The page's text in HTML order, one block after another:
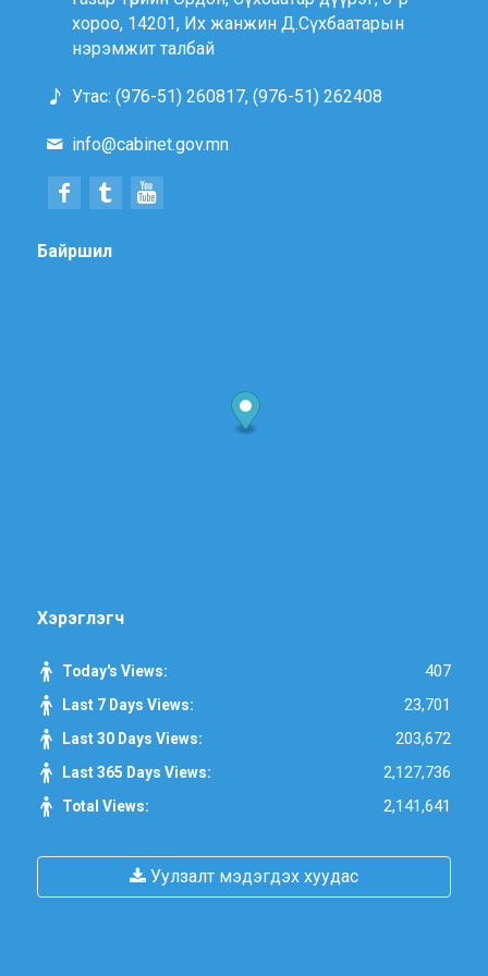
хороо, 14201, Их жанжин Д.Сүхбаатарын
нэрэмжит талбай
Утас: (976-51) 260817, (976-51) 262408
info@cabinet.gov.mn
Байршил
Хэрэглэгч
Today's Views: 407
Last 7 Days Views: 23,701
Last 30 Days Views: 203,672
Last 365 Days Views: 2,127,736
Total Views: 2,141,641
Уулзалт мэдэгдэх хуудас